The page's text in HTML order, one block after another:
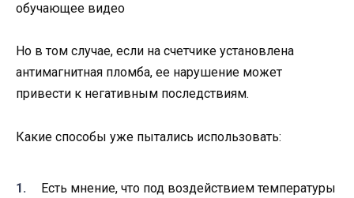
обучающее видео
Но в том случае, если на счетчике установлена
антимагнитная пломба, ее нарушение может
привести к негативным последствиям.
Какие способы уже пытались использовать:
Есть мнение, что под воздействием температуры